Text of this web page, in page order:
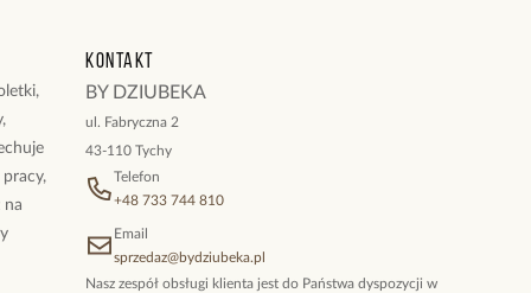
na
Kontakt
BY DZIUBEKA
ul. Fabryczna 2
43-110 Tychy
Telefon
+48 733 744 810
Email
sprzedaz@bydziubeka.pl
Nasz zespół obsługi klienta jest do Państwa dyspozycji w